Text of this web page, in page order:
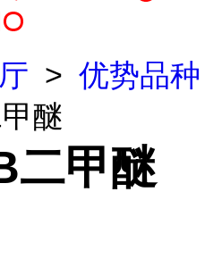
> 优势品种
醚
二甲醚